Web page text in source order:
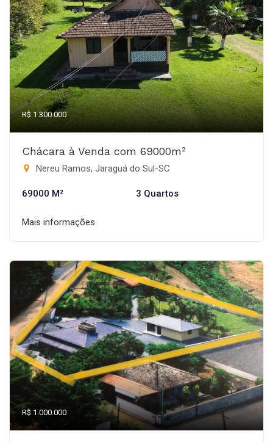
R$ 1.300.000
Chácara à Venda com 69000m²
Nereu Ramos, Jaraguá do Sul-SC
69000 M² 3 Quartos
Mais informações
R$ 1.000.000